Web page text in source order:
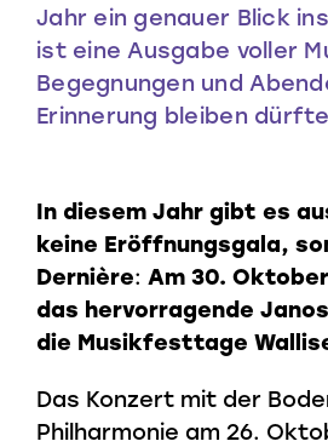
Jahr ein genauer Blick
ist eine Ausgabe voller
Begegnungen und
Erinnerung bleiben
In diesem Jahr gibt es
keine Eröffnungsgala,
Dernière: Am 30.
das hervorragende
die Musikfesttage
Das Konzert mit der
Philharmonie am 26.